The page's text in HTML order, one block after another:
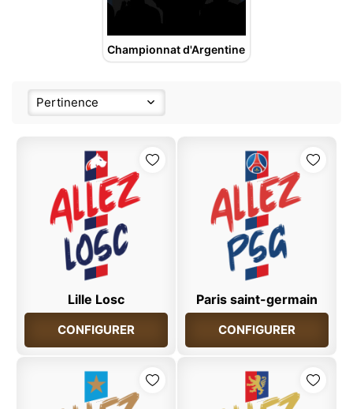
Championnat d'Argentine
Pertinence
Lille Losc
CONFIGURER
Paris saint-germain
CONFIGURER